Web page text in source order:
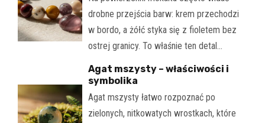
drobne przejścia barw: krem przechodzi
w bordo, a żółć styka się z fioletem bez
ostrej granicy. To właśnie ten detal…
Agat mszysty – właściwości i
symbolika
Agat mszysty łatwo rozpoznać po
zielonych, nitkowatych wrostkach, które